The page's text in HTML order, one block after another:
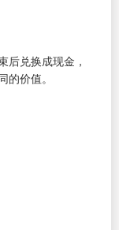
后兑换成现金，
价值。